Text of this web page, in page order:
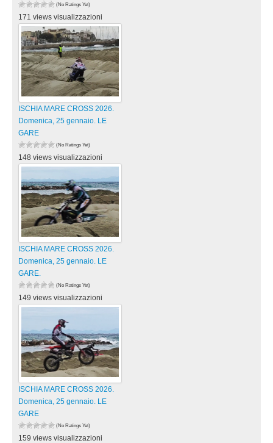
(No Ratings Yet)
171 views visualizzazioni
ISCHIA MARE CROSS 2026.
Domenica, 25 gennaio. LE
GARE
(No Ratings Yet)
148 views visualizzazioni
ISCHIA MARE CROSS 2026.
Domenica, 25 gennaio. LE
GARE.
(No Ratings Yet)
149 views visualizzazioni
ISCHIA MARE CROSS 2026.
Domenica, 25 gennaio. LE
GARE
(No Ratings Yet)
159 views visualizzazioni